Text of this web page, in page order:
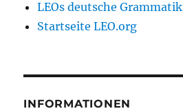
LEOs deutsche Grammatik
Startseite LEO.org
INFORMATIONEN